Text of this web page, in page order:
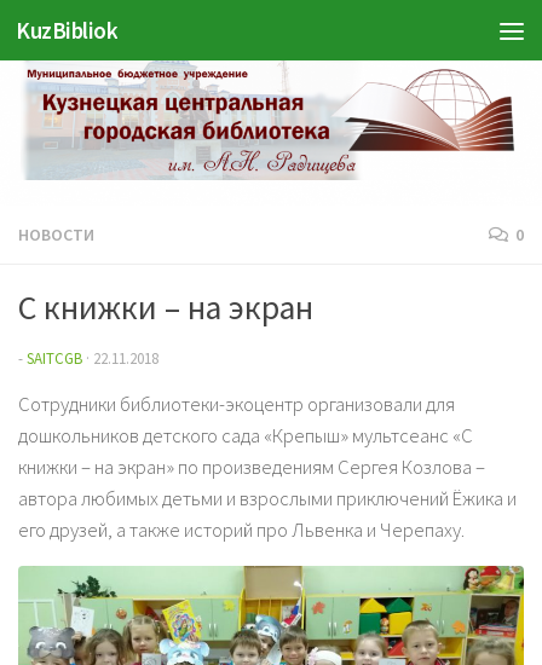
Перейти к содержимому
KuzBibliok
НОВОСТИ 0
С книжки – на экран
-SAITCGB · 22.11.2018
Сотрудники библиотеки-экоцентр организовали для
дошкольников детского сада «Крепыш» мультсеанс «С
книжки – на экран» по произведениям Сергея Козлова –
автора любимых детьми и взрослыми приключений Ёжика и
его друзей, а также историй про Львенка и Черепаху.